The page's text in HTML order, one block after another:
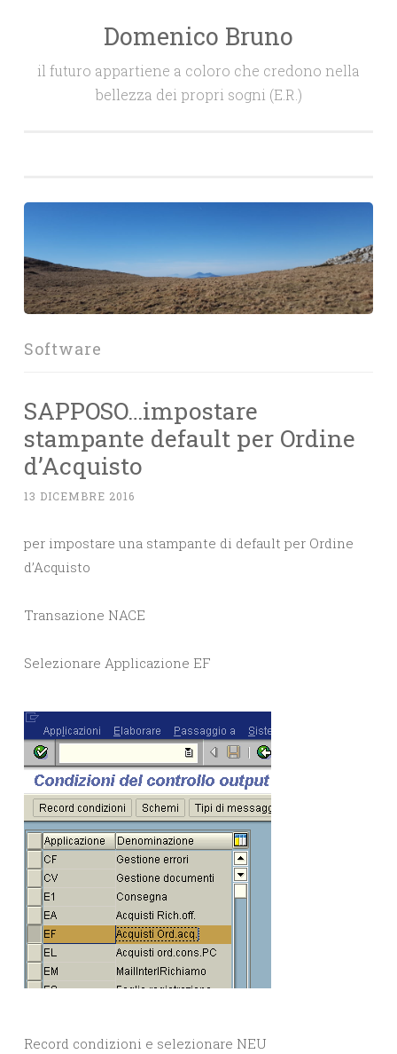
Domenico Bruno
il futuro appartiene a coloro che credono nella
bellezza dei propri sogni (E.R.)
Software
SAPPOSO…impostare
stampante default per Ordine
d’Acquisto
13 DICEMBRE 2016
per impostare una stampante di default per Ordine
d’Acquisto
Transazione NACE
Selezionare Applicazione EF
Record condizioni e selezionare NEU